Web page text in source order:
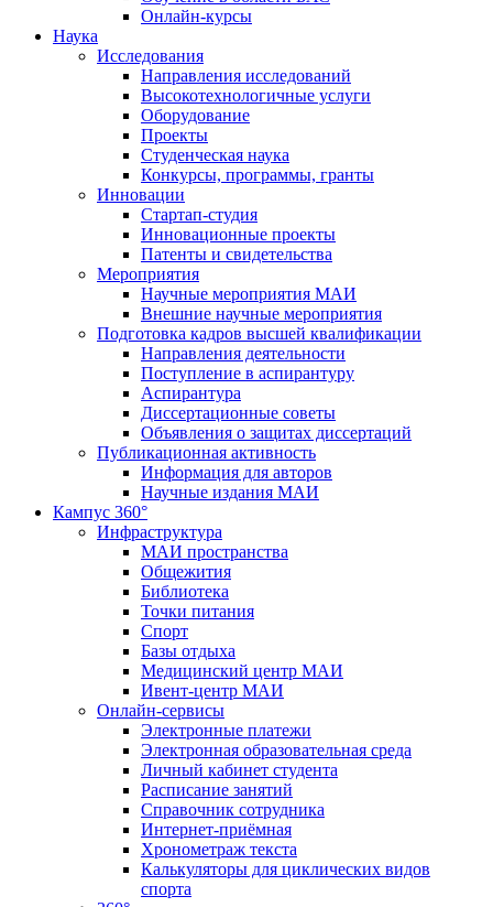
Онлайн-курсы
Наука
Исследования
Направления исследований
Высокотехнологичные услуги
Оборудование
Проекты
Студенческая наука
Конкурсы, программы, гранты
Инновации
Стартап-студия
Инновационные проекты
Патенты и свидетельства
Мероприятия
Научные мероприятия МАИ
Внешние научные мероприятия
Подготовка кадров высшей квалификации
Направления деятельности
Поступление в аспирантуру
Аспирантура
Диссертационные советы
Объявления о защитах диссертаций
Публикационная активность
Информация для авторов
Научные издания МАИ
Кампус 360°
Инфраструктура
МАИ пространства
Общежития
Библиотека
Точки питания
Спорт
Базы отдыха
Медицинский центр МАИ
Ивент-центр МАИ
Онлайн-сервисы
Электронные платежи
Электронная образовательная среда
Личный кабинет студента
Расписание занятий
Справочник сотрудника
Интернет-приёмная
Хронометраж текста
Калькуляторы для циклических видов
спорта